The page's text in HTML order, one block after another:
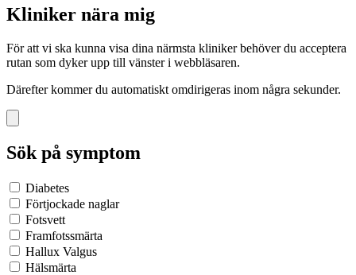
Kliniker nära mig
För att vi ska kunna visa dina närmsta kliniker behöver du acceptera
rutan som dyker upp till vänster i webbläsaren.
Därefter kommer du automatiskt omdirigeras inom några sekunder.
Sök på symptom
Diabetes
Förtjockade naglar
Fotsvett
Framfotssmärta
Hallux Valgus
Hälsmärta